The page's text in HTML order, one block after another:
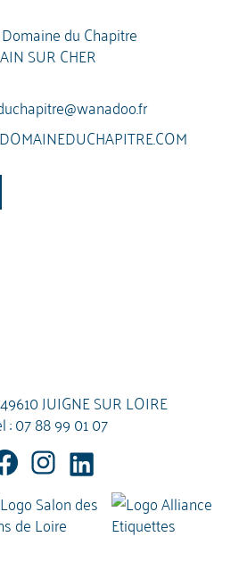
du Chapitre
SUR CHER
JUIGNE SUR LOIRE
:07 88 99 01 07